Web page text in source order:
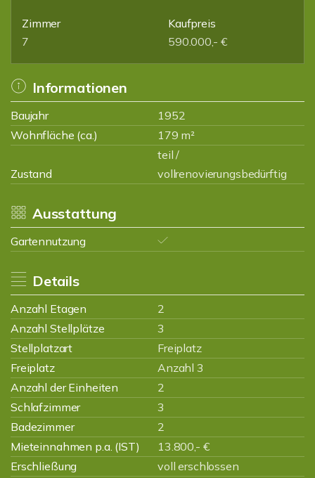
Zimmer
7
Kaufpreis
590.000,- €
Informationen
Baujahr
1952
Wohnfläche (ca.)
179 m²
Zustand
teil /
vollrenovierungsbedürftig
Ausstattung
Gartennutzung
Details
Anzahl Etagen
2
Anzahl Stellplätze
3
Stellplatzart
Freiplatz
Freiplatz
Anzahl 3
Anzahl der Einheiten
2
Schlafzimmer
3
Badezimmer
2
Mieteinnahmen p.a. (IST)
13.800,- €
Erschließung
voll erschlossen